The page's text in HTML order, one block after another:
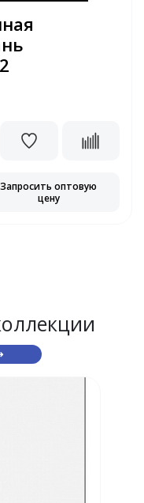
Запросить оптовую
цену